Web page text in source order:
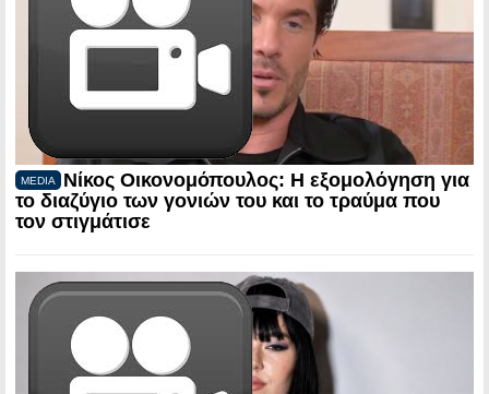
MEDIA
Νίκος Οικονομόπουλος: Η εξομολόγηση για
το διαζύγιο των γονιών του και το τραύμα που
τον στιγμάτισε